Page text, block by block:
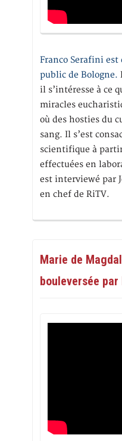
Franco Serafini est
public de Bologne.
il s’intéresse à ce
miracles
où des hosties du
sang. Il s’est
scientifique à
effectuées en
est interviewé par
en chef de RiTV.
Marie de
bouleversée par